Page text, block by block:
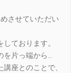
させていただい
ております。
を片っ端から…
座とのことで、